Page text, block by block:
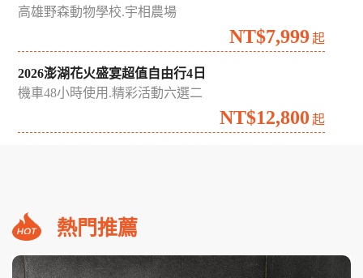
高雄野森動物學校.宇相農場
NT$7,999 起
2026澎湖花火盛宴超值自由行4日
機車48小時使用.精彩活動六選二
NT$12,800 起
熱門推薦